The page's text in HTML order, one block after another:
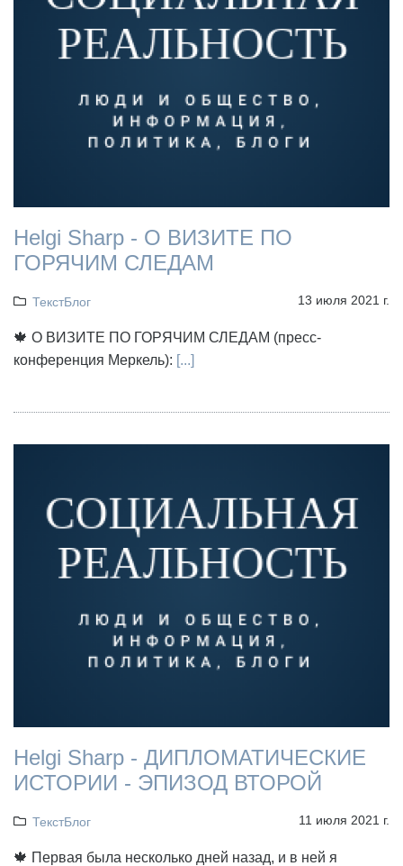
Helgi Sharp - О ВИЗИТЕ ПО
ГОРЯЧИМ СЛЕДАМ
ТекстБлог 13 июля 2021 г.
🍁 О ВИЗИТЕ ПО ГОРЯЧИМ СЛЕДАМ (пресс-
конференция Меркель): [...]
Helgi Sharp - ДИПЛОМАТИЧЕСКИЕ
ИСТОРИИ - ЭПИЗОД ВТОРОЙ
ТекстБлог 11 июля 2021 г.
🍁 Первая была несколько дней назад, и в ней я